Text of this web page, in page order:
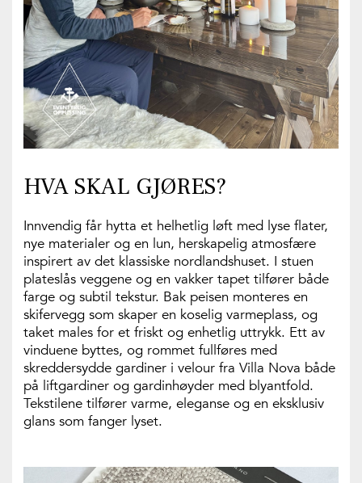
HVA SKAL GJØRES?
Innvendig får hytta et helhetlig løft med lyse flater,
nye materialer og en lun, herskapelig atmosfære
inspirert av det klassiske nordlandshuset. I stuen
plateslås veggene og en vakker tapet tilfører både
farge og subtil tekstur. Bak peisen monteres en
skifervegg som skaper en koselig varmeplass, og
taket males for et friskt og enhetlig uttrykk. Ett av
vinduene byttes, og rommet fullføres med
skreddersydde gardiner i velour fra Villa Nova både
på liftgardiner og gardinhøyder med blyantfold.
Tekstilene tilfører varme, eleganse og en eksklusiv
glans som fanger lyset.